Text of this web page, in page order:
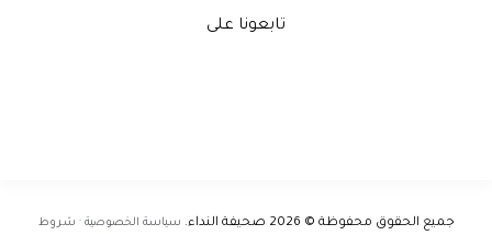
تابعونا على
جميع الحقوق محفوظة © 2026 صحيفة النداء. سياسة الخصوصية · شروط